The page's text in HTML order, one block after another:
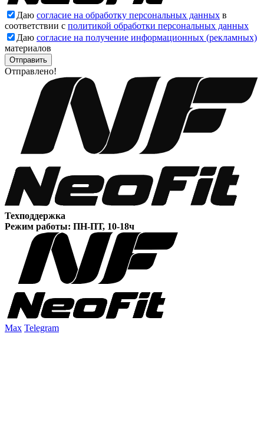
Даю согласие на обработку персональных данных в
соответствии с политикой обработки персональных данных
Даю согласие на получение информационных (рекламных)
материалов
Отправлено!
Техподдержка
Режим работы: ПН-ПТ, 10-18ч
Max Telegram